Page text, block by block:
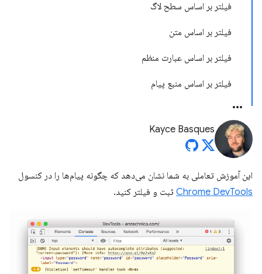
فیلتر بر اساس سطح لاگ
فیلتر بر اساس متن
فیلتر بر اساس عبارت منظم
فیلتر بر اساس منبع پیام
Kayce Basques
این آموزش تعاملی به شما نشان می‌دهد که چگونه پیام‌ها را در کنسول
Chrome DevTools ثبت و فیلتر کنید.